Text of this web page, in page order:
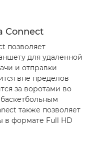
Connect
позволяет
для удаленной
и отправки
вне пределов
за воротами во
также позволяет
в формате Full HD